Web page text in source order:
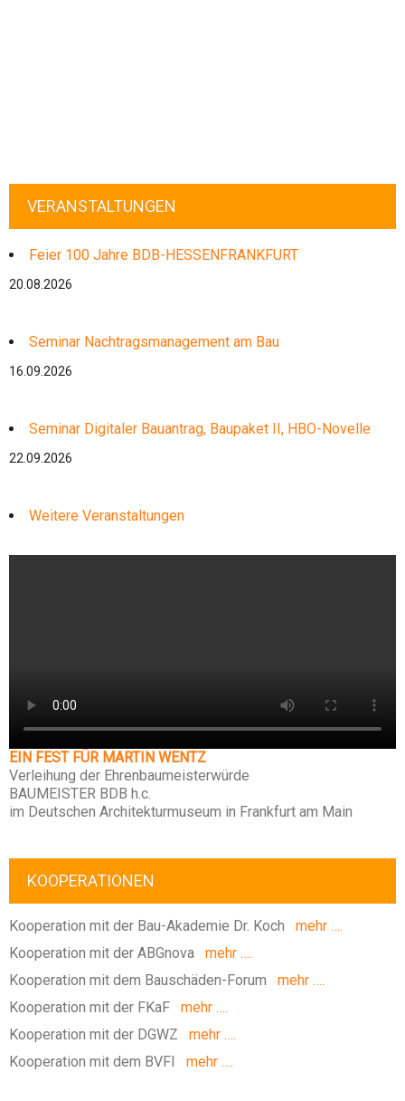
VERANSTALTUNGEN
Feier 100 Jahre BDB-HESSENFRANKFURT
20.08.2026
Seminar Nachtragsmanagement am Bau
16.09.2026
Seminar Digitaler Bauantrag, Baupaket II, HBO-Novelle
22.09.2026
Weitere Veranstaltungen
EIN FEST FÜR MARTIN WENTZ
Verleihung der Ehrenbaumeisterwürde
BAUMEISTER BDB h.c.
im Deutschen Architekturmuseum in Frankfurt am Main
KOOPERATIONEN
Kooperation mit der Bau-Akademie Dr. Koch mehr ….
Kooperation mit der ABGnova mehr ….
Kooperation mit dem Bauschäden-Forum mehr ….
Kooperation mit der FKaF mehr ….
Kooperation mit der DGWZ mehr ….
Kooperation mit dem BVFI
mehr ….